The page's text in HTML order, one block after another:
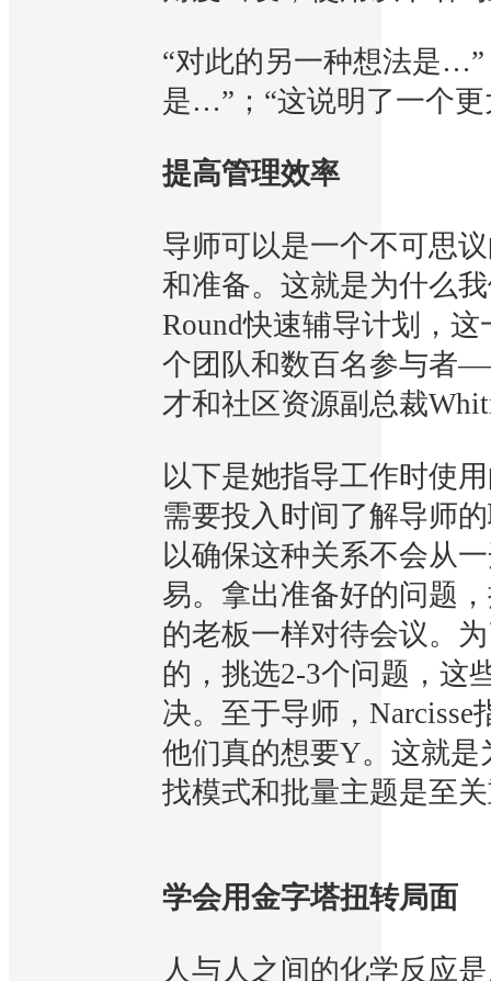
“对此的另一种想法是
是…”；“这说明了一个
提高管理效率
导师可以是一个不可思
和准备。这就是为什么
Round快速辅导计划，
个团队和数百名参与者
才和社区资源副总裁
以下是她指导工作时使
需要投入时间了解导师
以确保这种关系不会从
易。拿出准备好的问题
的老板一样对待会议。
的，挑选2-3个问题，这
决。至于导师，
他们真的想要Y。这就
找模式和批量主题是至
学会用金字塔扭转局面
人与人之间的化学反应